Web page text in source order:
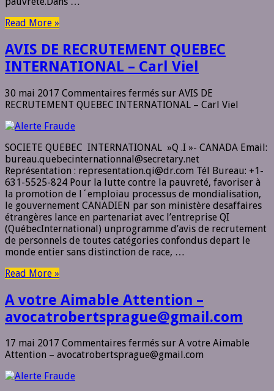
Read More »
AVIS DE RECRUTEMENT QUEBEC
INTERNATIONAL – Carl Viel
30 mai 2017 Commentaires fermés sur AVIS DE
RECRUTEMENT QUEBEC INTERNATIONAL – Carl Viel
SOCIETE QUEBEC INTERNATIONAL »Q .I »- CANADA Email:
bureau.quebecinternationnal@secretary.net
Représentation : representation.qi@dr.com Tél Bureau: +1-
631-5525-824 Pour la lutte contre la pauvreté, favoriser à
la promotion de l´emploiau processus de mondialisation,
le gouvernement CANADIEN par son ministère desaffaires
étrangères lance en partenariat avec l’entreprise QI
(QuébecInternational) unprogramme d’avis de recrutement
de personnels de toutes catégories confondus depart le
monde entier sans distinction de race, …
Read More »
A votre Aimable Attention –
avocatrobertsprague@gmail.com
17 mai 2017 Commentaires fermés sur A votre Aimable
Attention – avocatrobertsprague@gmail.com